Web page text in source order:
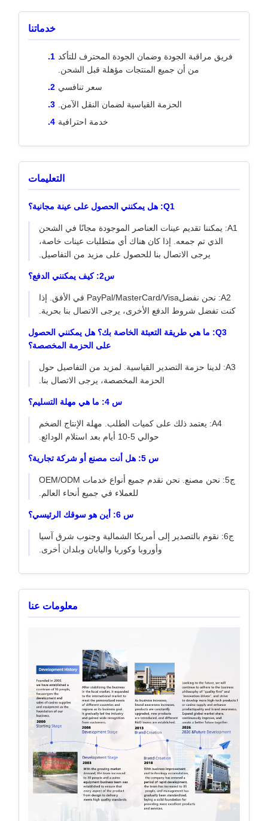
خدماتنا
فريق مراقبة الجودة وضمان الجودة المحترف للتأكد
من أن جميع المنتجات مؤهلة قبل الشحن.
سعر تنافسي
الحزمة القياسية لضمان النقل الآمن.
خدمة احترافية
التعليمات
Q1: هل يمكنني الحصول على عينة مجانية؟
A1: يمكننا تقديم عينات العناصر الموجودة مجانًا في الشحن
الذي تم جمعه. إذا كان هناك أي متطلبات عينات خاصة،
يرجى الاتصال بنا للحصول على مزيد من التفاصيل.
س2: كيف يمكنني الدفع؟
A2: نحن نفضلPayPal/MasterCard/Visa في الأفق. إذا
كنت تفضل شروط الدفع الأخرى، يرجى الاتصال بنا بحرية.
Q3: ما هي طريقة التعبئة الخاصة بك؟ هل يمكنني الحصول
على الحزمة المخصصة؟
A3: لدينا حزمة التصدير القياسية. لمزيد من التفاصيل حول
الحزمة المخصصة، يرجى الاتصال بنا.
س 4: ما هي مهلة التسليم؟
A4: يعتمد ذلك على كميات الطلب. مهلة الإنتاج الضخم
حوالي 5-10 أيام بعد استلام الودائع.
س 5: هل أنت مصنع أو شركة تجارية؟
ج5: نحن مصنع. نحن نقدم جميع أنواع خدمات OEM/ODM
للعملاء في جميع أنحاء العالم.
س 6: أين هو سوقك الرئيسي؟
ج6: نقوم بالتصدير إلى أمريكا الشمالية وجنوب شرق آسيا
وأوروبا وكوريا واليابان وبلدان أخرى.
معلومات عنا